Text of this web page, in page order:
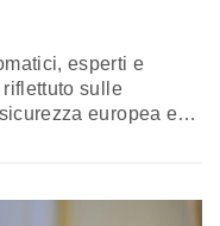
esperti e
sulle
europea e
forza, coesione e